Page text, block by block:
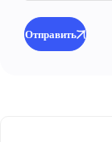
Отправить